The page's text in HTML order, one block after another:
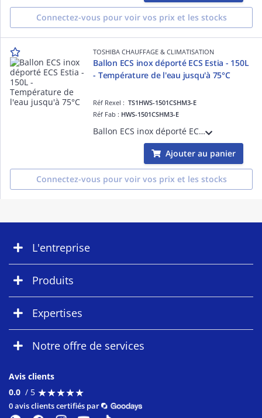
Connectez-vous pour voir vos prix et les stocks
TOSHIBA CHAUFFAGE & CLIMATISATION
Ballon ECS inox déporté ECS Estia - 150L
- Température de l'eau jusqu'à 75°C
Réf Rexel :TS1HWS-1501CSHM3-E
Réf Fab : HWS-1501CSHM3-E
Ballon ECS inox déporté ECS Estia - Capacité 150L - Température de l'eau jusqu'à 75°C - Disponible en 3 tailles 150/210/300 L
Ajouter au panier
Connectez-vous pour voir vos prix et les stocks
L'entreprise
Produits
Expertises
Notre offre de services
Avis clients
0.0 / 5 ★★★★★
★★★★★
0 avis clients certifiés par